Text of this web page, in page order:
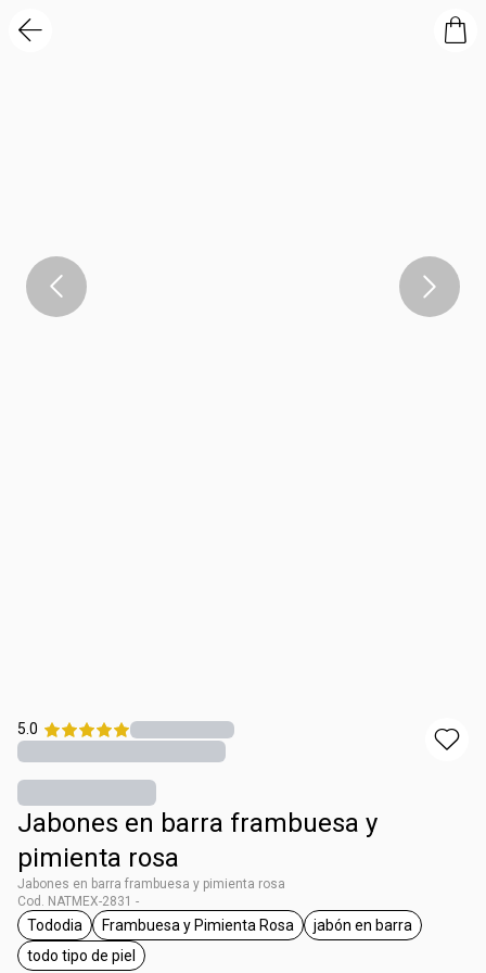
5.0
Jabones en barra frambuesa y
pimienta rosa
Jabones en barra frambuesa y pimienta rosa
Cod. NATMEX-2831 -
etiqueta Tododia
Tododia
etiqueta Frambuesa y Pimienta Rosa
Frambuesa y Pimienta Rosa
etiqueta jabón en
jabón en barra
etiqueta todo tipo de piel
todo tipo de piel